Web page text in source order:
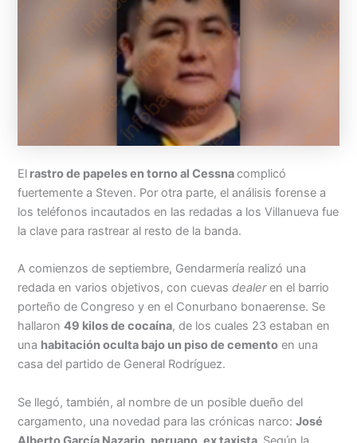
El rastro de papeles en torno al Cessnacomplicó
fuertemente a Steven. Por otra parte, el análisis forense a
los teléfonos incautados en las redadas a los Villanueva fue
la clave para rastrear al resto de la banda.
A comienzos de septiembre, Gendarmería realizó una
redada en varios objetivos, con cuevas dealeren el barrio
porteño de Congreso y en el Conurbano bonaerense. Se
hallaron49 kilos de cocaína, de los cuales 23 estaban en
una habitación oculta bajo un piso de cemento en una
casa del partido de General Rodríguez.
Se llegó, también, al nombre de un posible dueño del
cargamento, una novedad para las crónicas narco:José